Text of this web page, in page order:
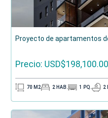
Proyecto de apartamentos
Precio: USD$198,100.00
70 M2 2 HAB. 1 PQ. 2